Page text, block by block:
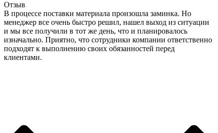
Отзыв
В процессе поставки материала произошла заминка. Но
менеджер все очень быстро решил, нашел выход из ситуации
и мы все получили в тот же день, что и планировалось
изначально. Приятно, что сотрудники компании ответственно
подходят к выполнению своих обязанностей перед
клиентами.